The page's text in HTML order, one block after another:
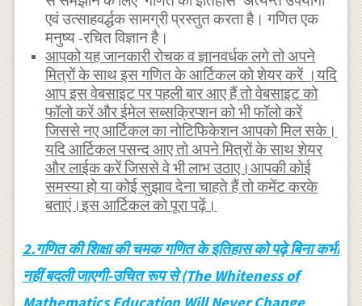
एवं उत्साहवर्द्धक सामग्री प्रस्तुत करता है। गणित एक
मनुष्य -रचित विज्ञान है।
आपको यह जानकारी रोचक व ज्ञानवर्धक लगे तो अपने
मित्रों के साथ इस गणित के आर्टिकल को शेयर करें ।यदि
आप इस वेबसाइट पर पहली बार आए हैं तो वेबसाइट को
फॉलो करें और ईमेल सब्सक्रिप्शन को भी फॉलो करें
जिससे नए आर्टिकल का नोटिफिकेशन आपको मिल सके।
यदि आर्टिकल पसन्द आए तो अपने मित्रों के साथ शेयर
और लाईक करें जिससे वे भी लाभ उठाए।आपकी कोई
समस्या हो या कोई सुझाव देना चाहते हैं तो कमेंट करके
बताएं।इस आर्टिकल को पूरा पढ़ें।
2.गणित की शिक्षा की चमक गणित के इतिहास को पढ़े बिना कभी
नहीं बदली जाएगी-उचित रूप से (The Whiteness of